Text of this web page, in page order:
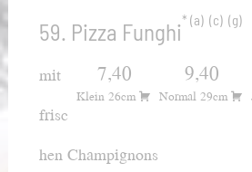
59. Pizza Funghi a c g
7,40
Klein 26cm
9,40
Normal 29cm
mit
frisc
hen Champignons